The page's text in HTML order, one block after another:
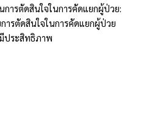
ารตัดสินใจในการคัดแยกผู้ป่วย:
ารตัดสินใจในการคัดแยกผู้ป่วย
ประสิทธิภาพ